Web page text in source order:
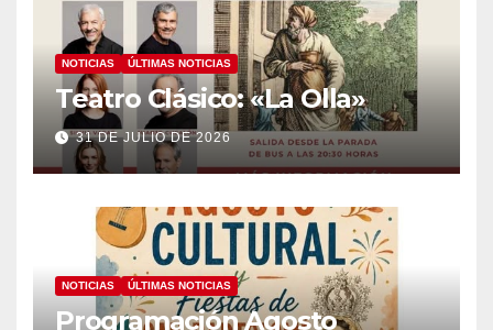
NOTICIAS ÚLTIMAS NOTICIAS
Teatro Clásico: «La Olla»
31 DE JULIO DE 2026
NOTICIAS ÚLTIMAS NOTICIAS
Programación Agosto